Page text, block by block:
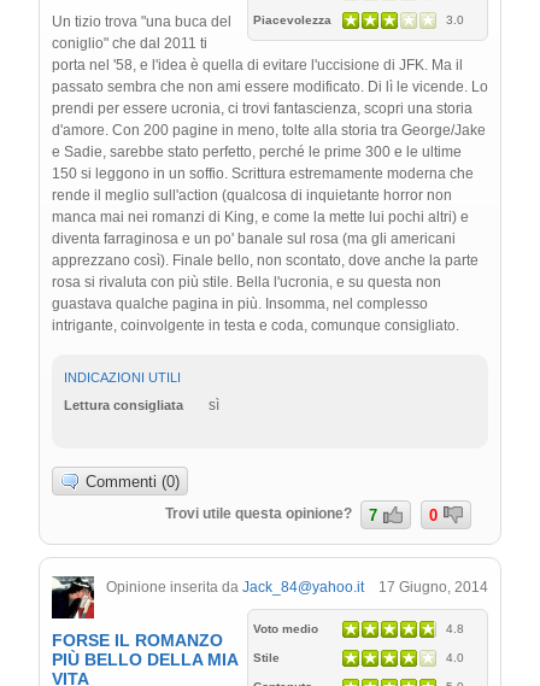
Piacevolezza 3.0
Un tizio trova "una buca del
coniglio" che dal 2011 ti
porta nel '58, e l'idea è quella di evitare l'uccisione di JFK. Ma il
passato sembra che non ami essere modificato. Di lì le vicende. Lo
prendi per essere ucronia, ci trovi fantascienza, scopri una storia
d'amore. Con 200 pagine in meno, tolte alla storia tra George/Jake
e Sadie, sarebbe stato perfetto, perché le prime 300 e le ultime
150 si leggono in un soffio. Scrittura estremamente moderna che
rende il meglio sull'action (qualcosa di inquietante horror non
manca mai nei romanzi di King, e come la mette lui pochi altri) e
diventa farraginosa e un po' banale sul rosa (ma gli americani
apprezzano così). Finale bello, non scontato, dove anche la parte
rosa si rivaluta con più stile. Bella l'ucronia, e su questa non
guastava qualche pagina in più. Insomma, nel complesso
intrigante, coinvolgente in testa e coda, comunque consigliato.
INDICAZIONI UTILI
Lettura consigliata
sì
Commenti (0)
Trovi utile questa opinione? 7 0
Opinione inserita da Jack_84@yahoo.it 17 Giugno, 2014
Voto medio 4.8
Stile 4.0
FORSE IL ROMANZO
PIÙ BELLO DELLA MIA
VITA